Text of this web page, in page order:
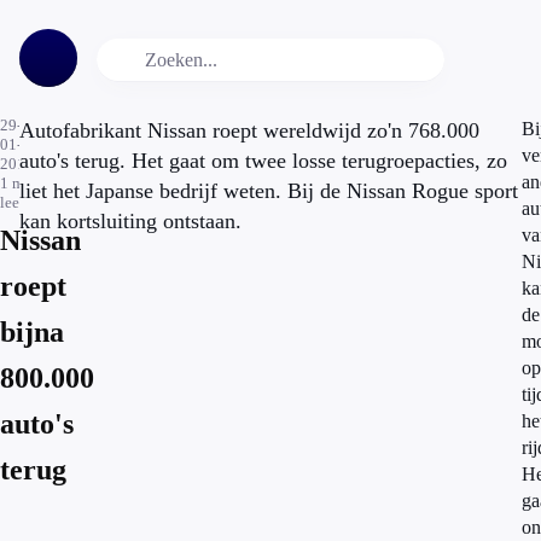
29-
01-
2015
1 min.
leestijd
Nissan
roept
bijna
800.000
auto's
terug
Autofabrikant Nissan roept wereldwijd zo'n 768.000
auto's terug. Het gaat om twee losse terugroepacties, zo
liet het Japanse bedrijf weten. Bij de Nissan Rogue sport
kan kortsluiting ontstaan.
de